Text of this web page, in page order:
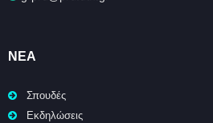
ΝΈΑ
Σπουδές
Εκδηλώσεις